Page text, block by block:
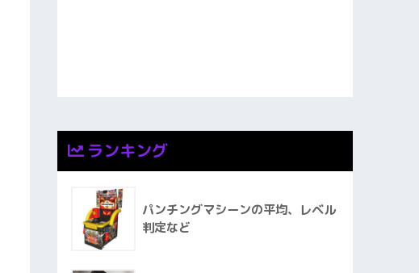
ランキング
パンチングマシーンの平均、レベル
判定など